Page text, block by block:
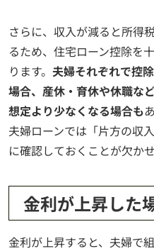
さらに、収入が減ると所得
るため、住宅ローン控除を
ります。 夫婦それぞれで控
場合、産休・育休や休職な
想定より少なくなる場合も
夫婦ローンでは「片方の収
に確認しておくことが欠か
金利が上昇した
金利が上昇すると、夫婦で